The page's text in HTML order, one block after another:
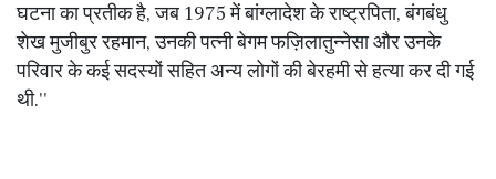
घटना का प्रतीक है, जब 1975 में बांग्लादेश के राष्ट्रपिता, बंगबंधु
शेख मुजीबुर रहमान, उनकी पत्नी बेगम फज़िलातुन्नेसा और उनके
परिवार के कई सदस्यों सहित अन्य लोगों की बेरहमी से हत्या कर दी गई
थी.''